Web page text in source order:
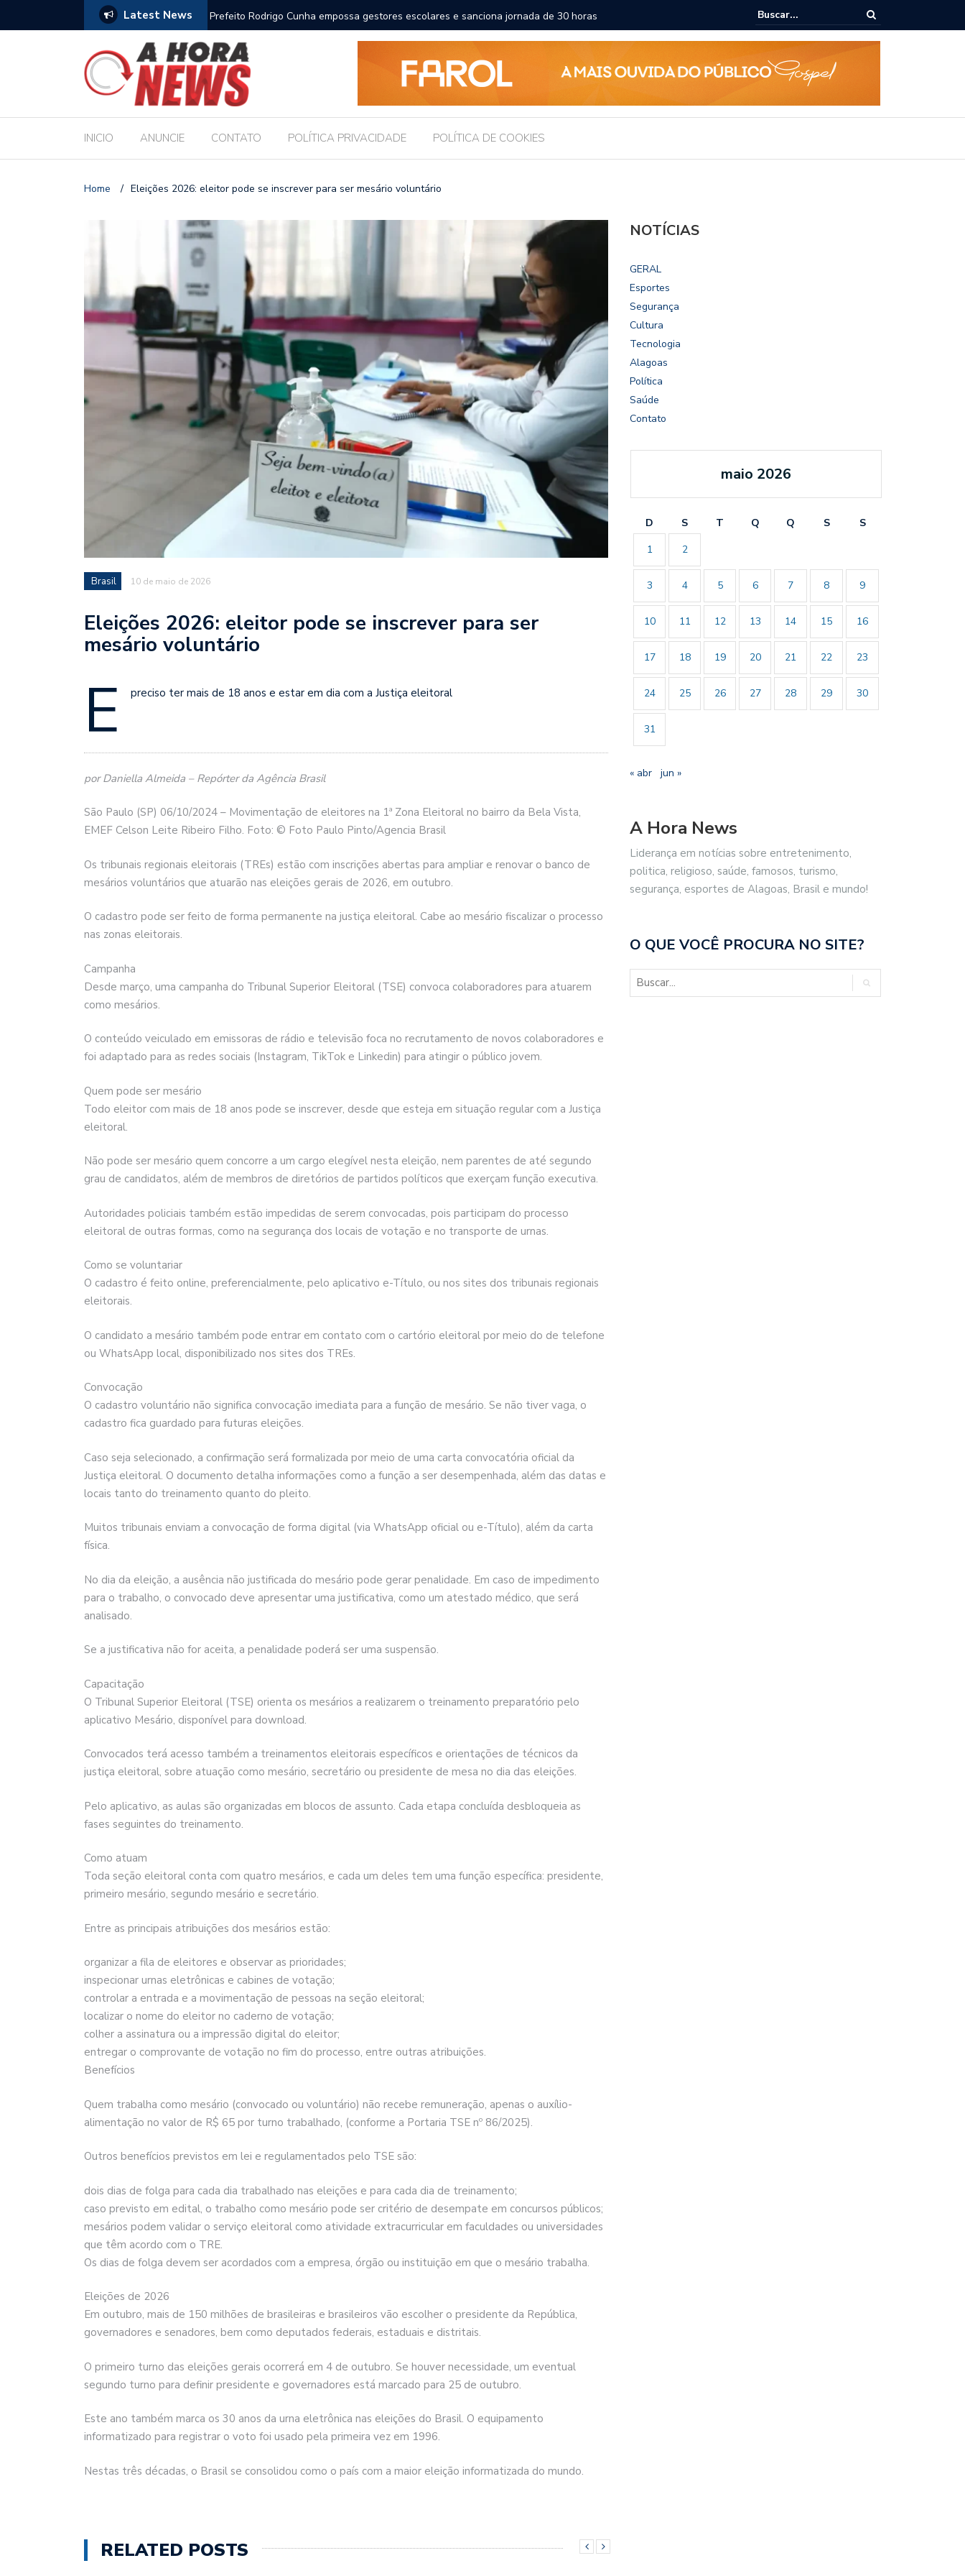
Latest News
escolares e sanciona jornada de 30 horas
Chico Filho destaca potencial esportivo, turístico e econômico da Maratona
Internacional de Maceió
Brasil repudia revogação de visto de embaixadora nos EUA
INICIO ANUNCIE CONTATO POLÍTICA PRIVACIDADE POLÍTICA DE COOKIES
Home / Eleições 2026: eleitor pode se inscrever para ser mesário voluntário
Brasil 10 de maio de 2026
Eleições 2026: eleitor pode se inscrever para ser
mesário voluntário
É preciso ter mais de 18 anos e estar em dia com a Justiça eleitoral
por Daniella Almeida – Repórter da Agência Brasil
São Paulo (SP) 06/10/2024 – Movimentação de eleitores na 1ª Zona Eleitoral no bairro da Bela Vista,
EMEF Celson Leite Ribeiro Filho. Foto: © Foto Paulo Pinto/Agencia Brasil
Os tribunais regionais eleitorais (TREs) estão com inscrições abertas para ampliar e renovar o banco de
mesários voluntários que atuarão nas eleições gerais de 2026, em outubro.
O cadastro pode ser feito de forma permanente na justiça eleitoral. Cabe ao mesário fiscalizar o processo
nas zonas eleitorais.
Campanha
Desde março, uma campanha do Tribunal Superior Eleitoral (TSE) convoca colaboradores para atuarem
como mesários.
O conteúdo veiculado em emissoras de rádio e televisão foca no recrutamento de novos colaboradores e
foi adaptado para as redes sociais (Instagram, TikTok e Linkedin) para atingir o público jovem.
Quem pode ser mesário
Todo eleitor com mais de 18 anos pode se inscrever, desde que esteja em situação regular com a Justiça
eleitoral.
Não pode ser mesário quem concorre a um cargo elegível nesta eleição, nem parentes de até segundo
grau de candidatos, além de membros de diretórios de partidos políticos que exerçam função executiva.
Autoridades policiais também estão impedidas de serem convocadas, pois participam do processo
eleitoral de outras formas, como na segurança dos locais de votação e no transporte de urnas.
Como se voluntariar
O cadastro é feito online, preferencialmente, pelo aplicativo e-Título, ou nos sites dos tribunais regionais
eleitorais.
O candidato a mesário também pode entrar em contato com o cartório eleitoral por meio do de telefone
ou WhatsApp local, disponibilizado nos sites dos TREs.
Convocação
O cadastro voluntário não significa convocação imediata para a função de mesário. Se não tiver vaga, o
cadastro fica guardado para futuras eleições.
Caso seja selecionado, a confirmação será formalizada por meio de uma carta convocatória oficial da
Justiça eleitoral. O documento detalha informações como a função a ser desempenhada, além das datas e
locais tanto do treinamento quanto do pleito.
Muitos tribunais enviam a convocação de forma digital (via WhatsApp oficial ou e-Título), além da carta
física.
No dia da eleição, a ausência não justificada do mesário pode gerar penalidade. Em caso de impedimento
para o trabalho, o convocado deve apresentar uma justificativa, como um atestado médico, que será
analisado.
Se a justificativa não for aceita, a penalidade poderá ser uma suspensão.
Capacitação
O Tribunal Superior Eleitoral (TSE) orienta os mesários a realizarem o treinamento preparatório pelo
aplicativo Mesário, disponível para download.
Convocados terá acesso também a treinamentos eleitorais específicos e orientações de técnicos da
justiça eleitoral, sobre atuação como mesário, secretário ou presidente de mesa no dia das eleições.
Pelo aplicativo, as aulas são organizadas em blocos de assunto. Cada etapa concluída desbloqueia as
fases seguintes do treinamento.
Como atuam
Toda seção eleitoral conta com quatro mesários, e cada um deles tem uma função específica: presidente,
primeiro mesário, segundo mesário e secretário.
Entre as principais atribuições dos mesários estão:
organizar a fila de eleitores e observar as prioridades;
inspecionar urnas eletrônicas e cabines de votação;
controlar a entrada e a movimentação de pessoas na seção eleitoral;
localizar o nome do eleitor no caderno de votação;
colher a assinatura ou a impressão digital do eleitor;
entregar o comprovante de votação no fim do processo, entre outras atribuições.
Benefícios
Quem trabalha como mesário (convocado ou voluntário) não recebe remuneração, apenas o auxílio-
alimentação no valor de R$ 65 por turno trabalhado, (conforme a Portaria TSE nº 86/2025).
Outros benefícios previstos em lei e regulamentados pelo TSE são:
dois dias de folga para cada dia trabalhado nas eleições e para cada dia de treinamento;
caso previsto em edital, o trabalho como mesário pode ser critério de desempate em concursos públicos;
mesários podem validar o serviço eleitoral como atividade extracurricular em faculdades ou universidades
que têm acordo com o TRE.
Os dias de folga devem ser acordados com a empresa, órgão ou instituição em que o mesário trabalha.
Eleições de 2026
Em outubro, mais de 150 milhões de brasileiras e brasileiros vão escolher o presidente da República,
governadores e senadores, bem como deputados federais, estaduais e distritais.
O primeiro turno das eleições gerais ocorrerá em 4 de outubro. Se houver necessidade, um eventual
segundo turno para definir presidente e governadores está marcado para 25 de outubro.
Este ano também marca os 30 anos da urna eletrônica nas eleições do Brasil. O equipamento
informatizado para registrar o voto foi usado pela primeira vez em 1996.
Nestas três décadas, o Brasil se consolidou como o país com a maior eleição informatizada do mundo.
RELATED POSTS
NOTÍCIAS
GERAL
Esportes
Segurança
Cultura
Tecnologia
Alagoas
Política
Saúde
Contato
maio 2026
D S T Q Q S
S
1
2
3 4 5 6 7 8 9
10 11 12 13 14 15 16
17 18 19 20 21 22 23
24 25 26 27 28 29 30
31
« abr jun »
A Hora News
Liderança em notícias sobre entretenimento,
politica, religioso, saúde, famosos, turismo,
segurança, esportes de Alagoas, Brasil e mundo!
O QUE VOCÊ PROCURA NO SITE?